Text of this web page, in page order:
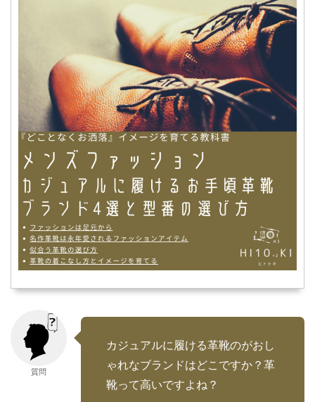
質問
カジュアルに履ける革靴のがおし
ゃれなブランドはどこですか？革
靴って高いですよね？